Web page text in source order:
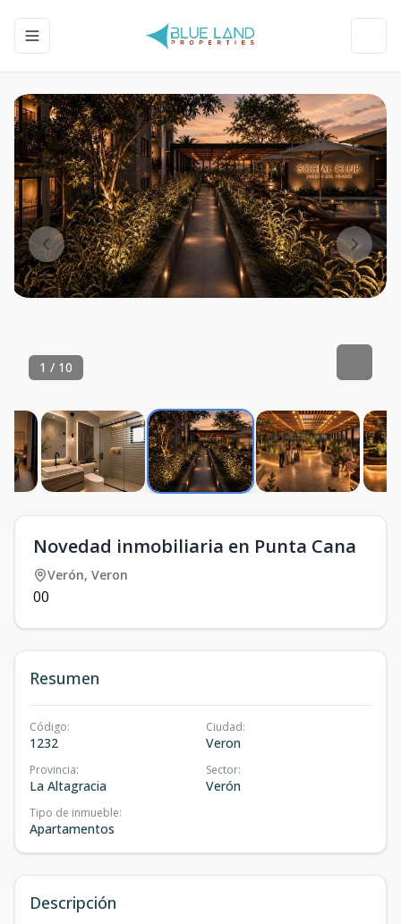
Toggle navigation menu
1 / 10
Novedad inmobiliaria en Punta Cana
Verón, Veron
00
Resumen
Código:
1232
Ciudad:
Veron
Provincia:
La Altagracia
Sector:
Verón
Tipo de inmueble:
Apartamentos
Descripción